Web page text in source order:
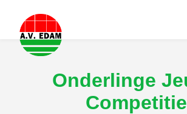
Onderlinge
Competitie